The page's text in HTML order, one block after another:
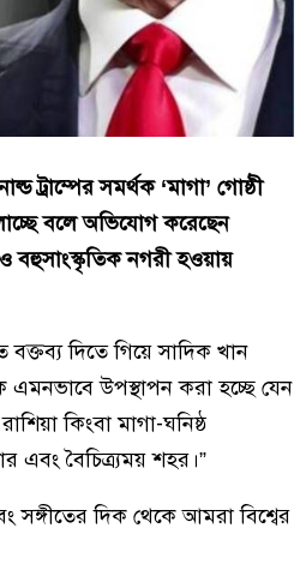
সমর্থক ‘মাগা’ গোষ্ঠী
বলে অভিযোগ করেছেন
বহুসাংস্কৃতিক নগরী হওয়ায়
দিতে গিয়ে সাদিক খান
উপস্থাপন করা হচ্ছে যেন
কিংবা মাগা-ঘনিষ্ঠ
এবং বৈচিত্র্যময় শহর।”
দিক থেকে আমরা বিশ্বের